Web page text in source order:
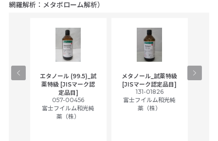
網羅解析：メタボローム解析）
エタノール (99.5)_試
薬特級 [JISマーク認
定品目]
057-00456
富士フイルム和光純
薬（株）
メタノール_試薬特級
[JISマーク認定品目]
131-01826
富士フイルム和光純
薬（株）